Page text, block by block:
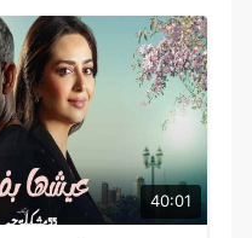
40:01